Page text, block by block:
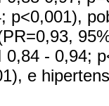
p<0,001),
0,84 - 0,94;
e